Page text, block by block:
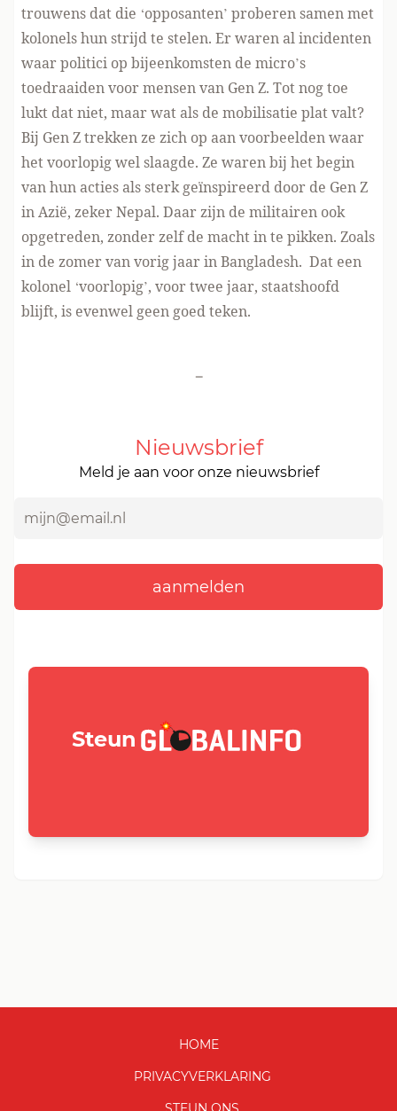
trouwens dat die ‘opposanten’ proberen samen met
kolonels hun strijd te stelen. Er waren al incidenten
waar politici op bijeenkomsten de micro’s
toedraaiden voor mensen van Gen Z. Tot nog toe
lukt dat niet, maar wat als de mobilisatie plat valt?
Bij Gen Z trekken ze zich op aan voorbeelden waar
het voorlopig wel slaagde. Ze waren bij het begin
van hun acties als sterk geïnspireerd door de Gen Z
in Azië, zeker Nepal. Daar zijn de militairen ook
opgetreden, zonder zelf de macht in te pikken. Zoals
in de zomer van vorig jaar in Bangladesh. Dat een
kolonel ‘voorlopig’, voor twee jaar, staatshoofd
blijft, is evenwel geen goed teken.
-
Nieuwsbrief
Meld je aan voor onze nieuwsbrief
Steun GLOBALINFO.nl
HOME
PRIVACYVERKLARING